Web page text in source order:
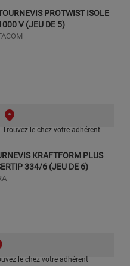
PROTWIST ISOLE
V (JEU DE 5)
Trouvez le chez votre adhérent
KRAFTFORM PLUS
334/6 (JEU DE 6)
le chez votre adhérent